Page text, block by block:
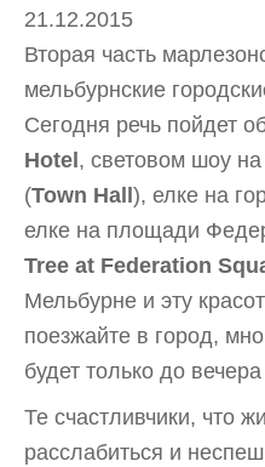
21.12.2015
Вторая часть
мельбурнские
Сегодня речь пойдет
Hotel , световом шоу
(Town Hall ), елке на
елке на площади
Tree at Federation
Мельбурне и эту
поезжайте в город,
будет только до
Те счастливчики, что
расслабиться и